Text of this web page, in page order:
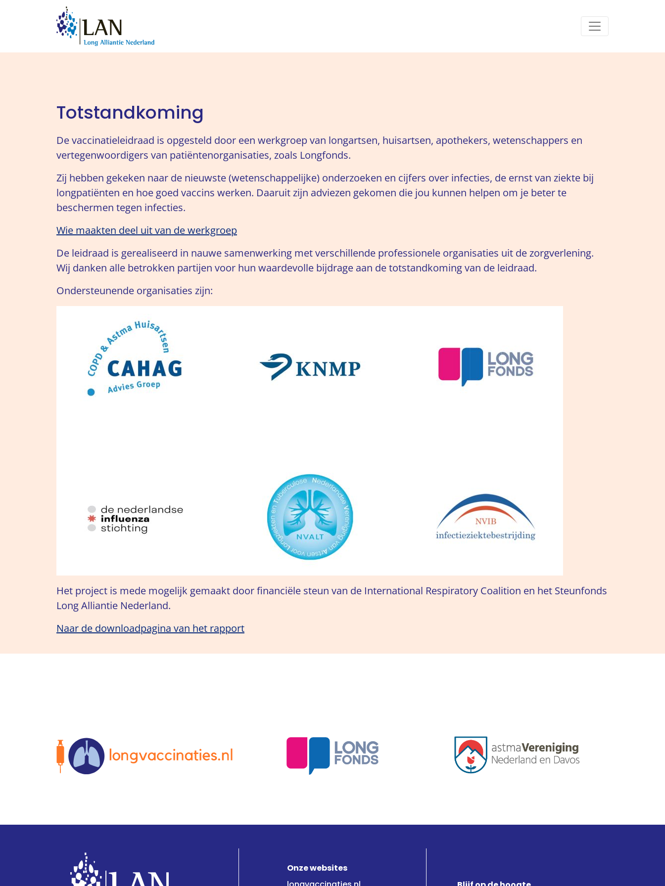
Totstandkoming
De vaccinatieleidraad is opgesteld door een werkgroep van longartsen, huisartsen, apothekers, wetenschappers en
vertegenwoordigers van patiëntenorganisaties, zoals Longfonds.
Zij hebben gekeken naar de nieuwste (wetenschappelijke) onderzoeken en cijfers over infecties, de ernst van ziekte bij
longpatiënten en hoe goed vaccins werken. Daaruit zijn adviezen gekomen die jou kunnen helpen om je beter te
beschermen tegen infecties.
Wie maakten deel uit van de werkgroep
De leidraad is gerealiseerd in nauwe samenwerking met verschillende professionele organisaties uit de zorgverlening.
Wij danken alle betrokken partijen voor hun waardevolle bijdrage aan de totstandkoming van de leidraad.
Ondersteunende organisaties zijn:
Het project is mede mogelijk gemaakt door financiële steun van de International Respiratory Coalition en het Steunfonds
Long Alliantie Nederland.
Naar de downloadpagina van het rapport
Onze websites